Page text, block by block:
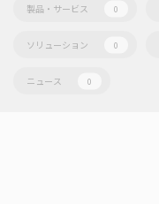
製品・サービス 0
ソリューション 0
ニュース 0